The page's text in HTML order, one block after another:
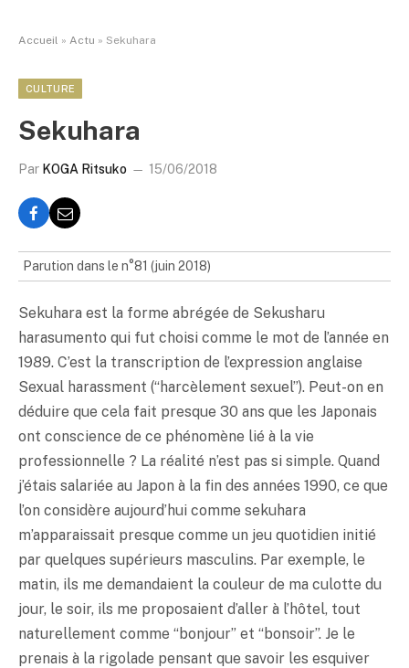
Accueil » Actu » Sekuhara
CULTURE
Sekuhara
Par KOGA Ritsuko 15/06/2018
Parution dans le n°81 (juin 2018)
Sekuhara est la forme abrégée de Sekusharu
harasumento qui fut choisi comme le mot de l’année en
1989. C’est la transcription de l’expression anglaise
Sexual harassment (“harcèlement sexuel”). Peut-on en
déduire que cela fait presque 30 ans que les Japonais
ont conscience de ce phénomène lié à la vie
professionnelle ? La réalité n’est pas si simple. Quand
j’étais salariée au Japon à la fin des années 1990, ce que
l’on considère aujourd’hui comme sekuhara
m’apparaissait presque comme un jeu quotidien initié
par quelques supérieurs masculins. Par exemple, le
matin, ils me demandaient la couleur de ma culotte du
jour, le soir, ils me proposaient d’aller à l’hôtel, tout
naturellement comme “bonjour” et “bonsoir”. Je le
prenais à la rigolade pensant que savoir les esquiver